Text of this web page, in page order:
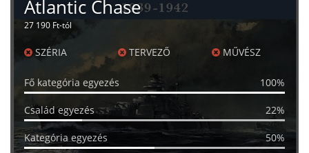
Atlantic Chase
27 190 Ft-tól
SZÉRIA TERVEZŐ MŰVÉSZ
Fő kategória egyezés 100%
Család egyezés 22%
Kategória egyezés
50%